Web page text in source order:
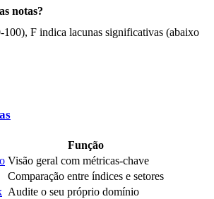
notas?
F indica lacunas significativas (abaixo
Função
Visão geral com métricas-chave
Comparação entre índices e setores
Audite o seu próprio domínio